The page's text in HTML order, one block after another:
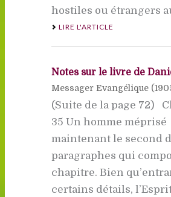
hostiles ou étrangers
LIRE L'ARTICLE
Notes sur le livre de
Messager Evangélique (
(Suite de la page 72)
35 Un homme
maintenant le second
paragraphes qui
chapitre. Bien
certains détails,